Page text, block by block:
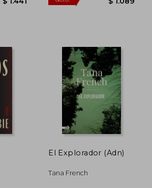
El Explorador (Adn)
Tana French